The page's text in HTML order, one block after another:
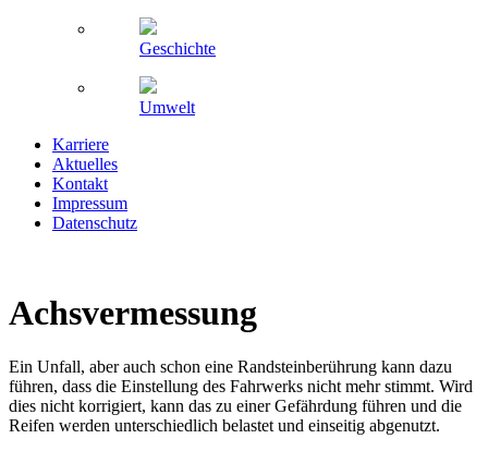
Geschichte
Umwelt
Karriere
Aktuelles
Kontakt
Impressum
Datenschutz
Achsvermessung
Ein Unfall, aber auch schon eine Randsteinberührung kann dazu
führen, dass die Einstellung des Fahrwerks nicht mehr stimmt. Wird
dies nicht korrigiert, kann das zu einer Gefährdung führen und die
Reifen werden unterschiedlich belastet und einseitig abgenutzt.